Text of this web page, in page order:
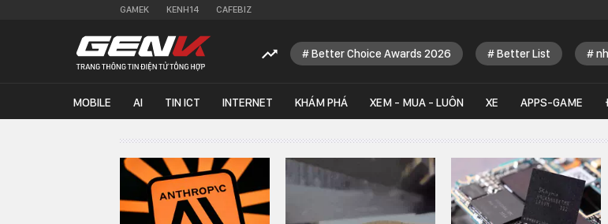
GAMEK KENH14 CAFEBIZ
Better Choice Awards 2026 Better List
MOBILE AI TIN ICT INTERNET KHÁM PHÁ XEM - MUA - LUÔN XE APPS-GAME